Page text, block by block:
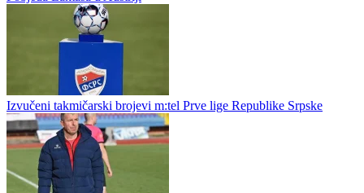
Odložen sudijski seminar m:tel Prve lige Republike Srpske
Potkozarje bolje od Crnog vrha, Ševa donio trijumf Laktašima